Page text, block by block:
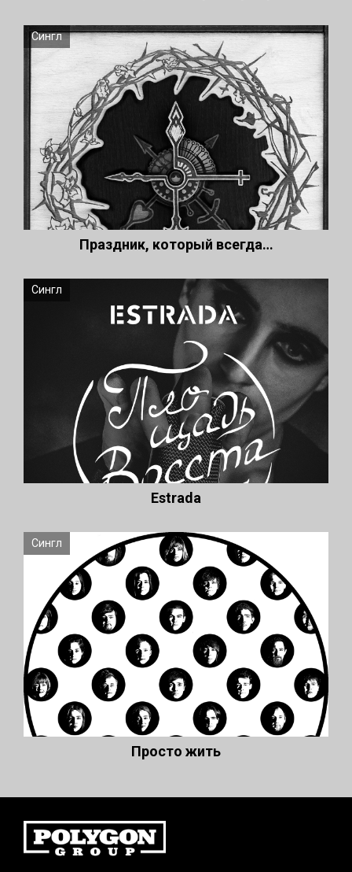
Сингл
Праздник, который всегда…
Сингл
Estrada
Сингл
Просто жить